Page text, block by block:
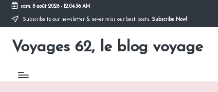
Skip
content
sam. 8 août 2026- 12:04:36 AM
Subscribe to our newsletter & never miss our best posts. Subscribe Now!
Voyages 62, le blog voyage
Pour
voyage